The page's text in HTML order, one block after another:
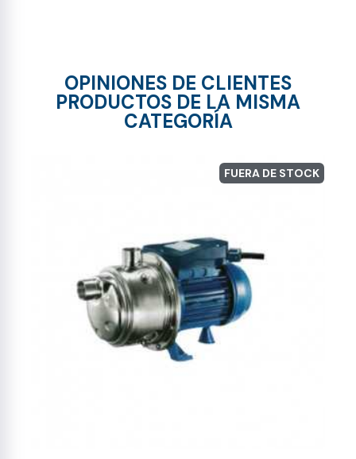
OPINIONES DE CLIENTES
PRODUCTOS DE LA MISMA
CATEGORÍA
FUERA DE STOCK